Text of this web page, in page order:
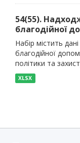
54(55).
благодійної
Набір містить
благодійної
політики та
XLSX